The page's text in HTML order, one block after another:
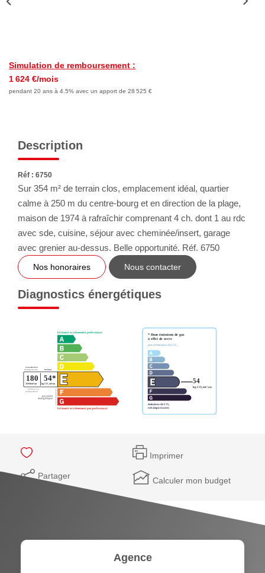
Simulation de remboursement :
1 624 €/mois
pendant 20 ans à 4.5% avec un apport de 28 525 €
Description
Réf : 6750
Sur 354 m² de terrain clos, emplacement idéal, quartier
calme à 250 m du centre-bourg et en direction de la plage,
maison de 1974 à rafraîchir comprenant 4 ch. dont 1 au rdc
avec sde, cuisine, séjour avec cheminée/insert, garage
avec grenier au-dessus. Belle opportunité. Réf. 6750
Nos honoraires Nous contacter
Diagnostics énergétiques
Imprimer
Partager Calculer mon budget
Agence